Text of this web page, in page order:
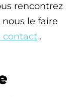
rencontrez
le faire
contact .